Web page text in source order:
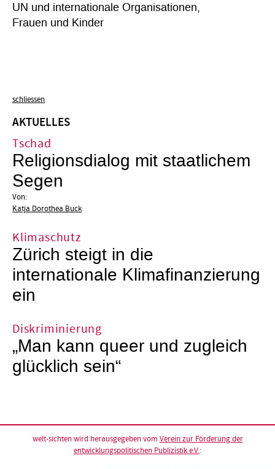
UN und internationale Organisationen
Frauen und Kinder
schliessen
AKTUELLES
Tschad
Religionsdialog mit staatlichem
Segen
Von:
Katja Dorothea Buck
Klimaschutz
Zürich steigt in die
internationale Klimafinanzierung
ein
Diskriminierung
„Man kann queer und zugleich
glücklich sein“
welt-sichten wird herausgegeben vom Verein zur Förderung der
entwicklungspolitischen Publizistik e.V.: